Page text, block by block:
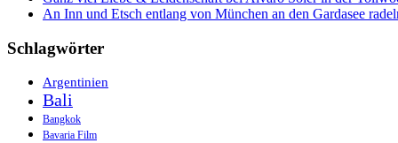
An Inn und Etsch entlang von München an den Gardasee
Schlagwörter
Argentinien
Bali
Bangkok
Bavaria Film